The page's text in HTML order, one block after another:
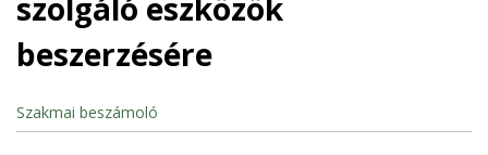
szolgáló eszközök
beszerzésére
Szakmai beszámoló